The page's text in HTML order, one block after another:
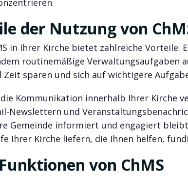
der Nutzung von
in Ihrer Kirche bietet zahlreiche Vorteile.
routinemäßige Verwaltungsaufgaben
Zeit sparen und sich auf wichtigere
die Kommunikation innerhalb Ihrer Kirche
Newslettern und
Gemeinde informiert und engagiert
Ihrer Kirche liefern, die Ihnen helfen,
von ChMS